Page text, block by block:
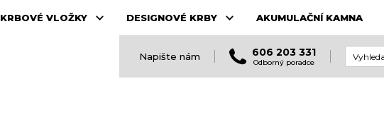
KRBOVÉ VLOŽKY DESIGNOVÉ KRBY AKUMULAČNÍ KAMNA
Napište nám 606 203 331
Odborný poradce